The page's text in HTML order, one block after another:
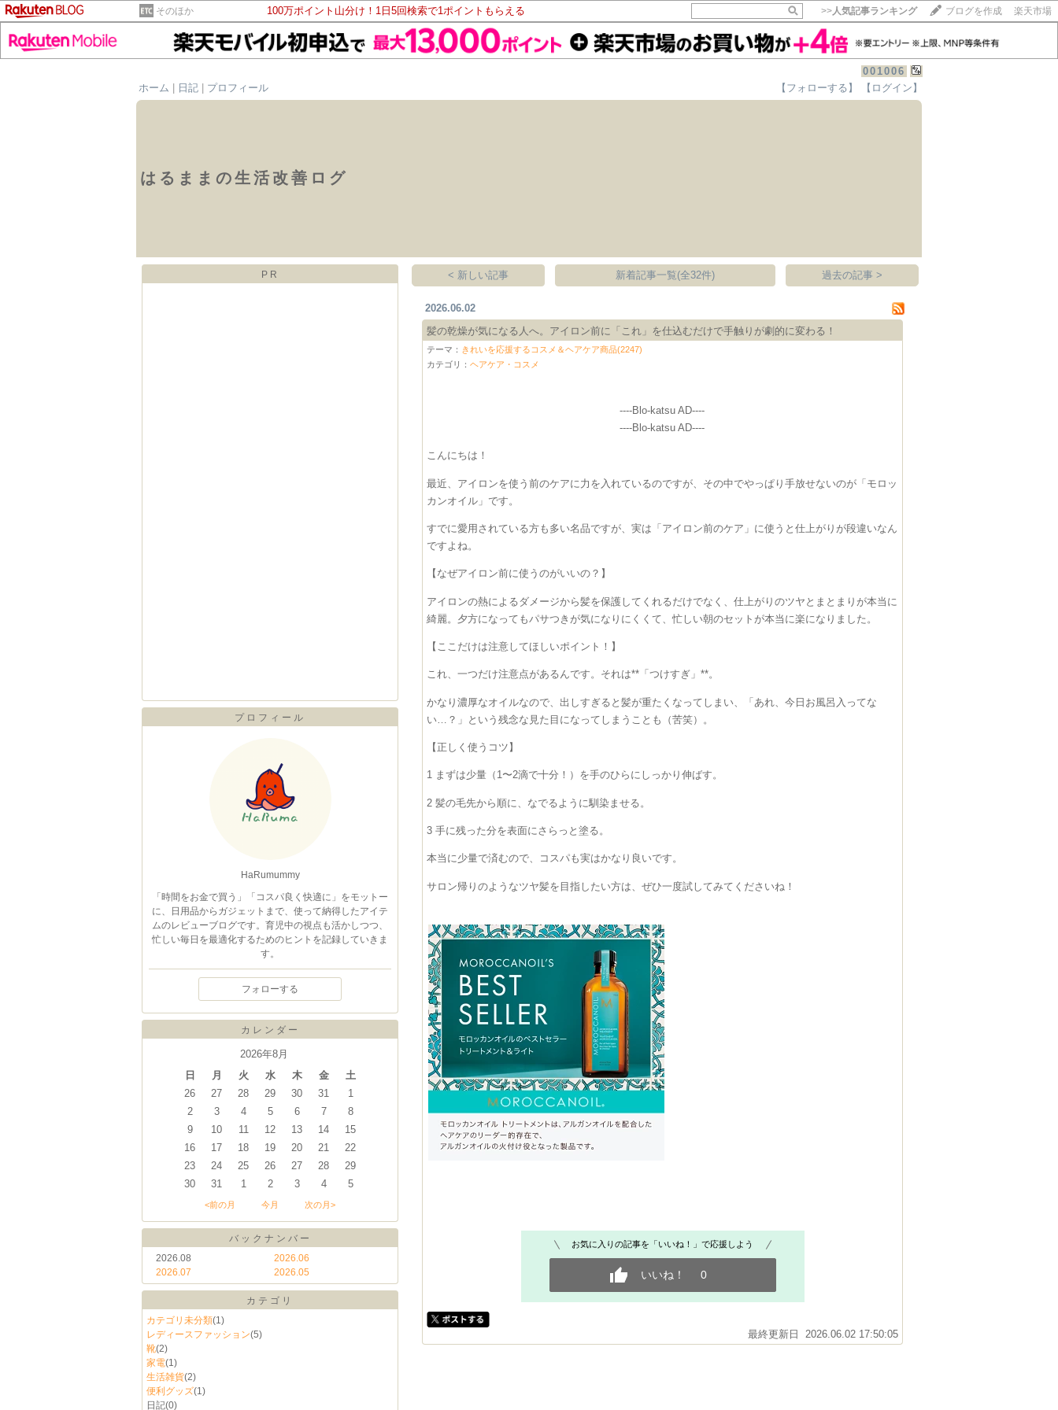
そのほか 100万ポイント山分け！1日5回検索で1ポイントもらえる >>人気記事ランキング ブログを作成 楽天市場
001006
ホーム
日記 プロフィール 【フォローする】 【ログイン】
はるままの生活改善ログ
PR
プロフィール
HaRumummy
「時間をお金で買う」「コスパ良く快適に」をモットー
に、日用品からガジェットまで、使って納得したアイテ
ムのレビューブログです。育児中の視点も活かしつつ、
忙しい毎日を最適化するためのヒントを記録していきま
す。
フォローする
カレンダー
2026年8月
日
月 火 水 木 金
土
26
27 28 29 30 31
1
2
3 4 5 6 7
8
9
10 11 12 13 14
15
16
17 18 19 20 21
22
23
24 25 26 27 28
29
30
31 1 2 3 4 5
<前の月 今月 次の月>
バックナンバー
2026.08
2026.07
2026.06
2026.05
カテゴリ
カテゴリ未分類(1)
レディースファッション(5)
靴(2)
家電(1)
生活雑貨(2)
便利グッズ(1)
日記(0)
< 新しい記事 新着記事一覧(全32件) 過去の記事 >
2026.06.02
髪の乾燥が気になる人へ。アイロン前に「これ」を仕込むだけで手触りが劇的に変わる！
テーマ： きれいを応援するコスメ＆ヘアケア商品(2247)
カテゴリ：ヘアケア・コスメ
----Blo-katsu AD----
----Blo-katsu AD----
こんにちは！
最近、アイロンを使う前のケアに力を入れているのですが、その中でやっぱり手放せないのが「モロッ
カンオイル」です。
すでに愛用されている方も多い名品ですが、実は「アイロン前のケア」に使うと仕上がりが段違いなん
ですよね。
【なぜアイロン前に使うのがいいの？】
アイロンの熱によるダメージから髪を保護してくれるだけでなく、仕上がりのツヤとまとまりが本当に
綺麗。夕方になってもパサつきが気になりにくくて、忙しい朝のセットが本当に楽になりました。
【ここだけは注意してほしいポイント！】
これ、一つだけ注意点があるんです。それは**「つけすぎ」**。
かなり濃厚なオイルなので、出しすぎると髪が重たくなってしまい、「あれ、今日お風呂入ってな
い…？」という残念な見た目になってしまうことも（苦笑）。
【正しく使うコツ】
1 まずは少量（1〜2滴で十分！）を手のひらにしっかり伸ばす。
2 髪の毛先から順に、なでるように馴染ませる。
3 手に残った分を表面にさらっと塗る。
本当に少量で済むので、コスパも実はかなり良いです。
サロン帰りのようなツヤ髪を目指したい方は、ぜひ一度試してみてくださいね！
お気に入りの記事を「いいね！」で応援しよう
いいね！ 0
最終更新日 2026.06.02 17:50:05